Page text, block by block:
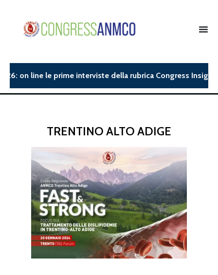
on line le prime interviste della rubrica Congress
TRENTINO ALTO ADIGE